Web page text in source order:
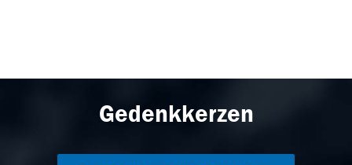
Gedenkkerzen